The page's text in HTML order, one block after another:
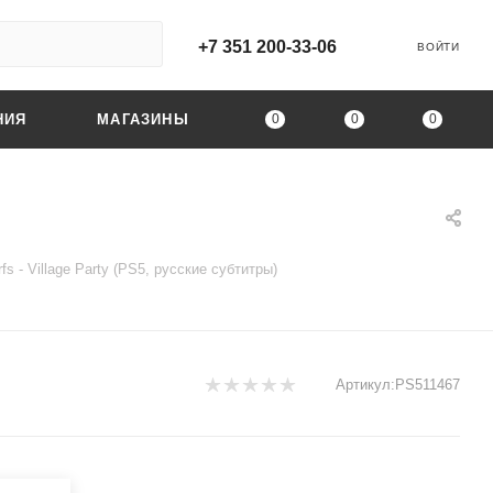
+7 351 200-33-06 ВОЙТИ
0 0 0
МАГАЗИНЫ
- Village Party (PS5, русские субтитры)
Артикул: PS511467